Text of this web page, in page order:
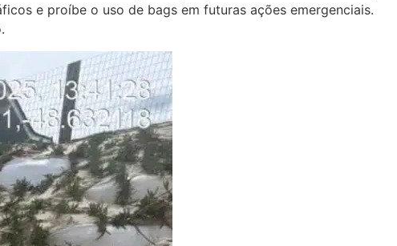
e proíbe o uso de bags em futuras ações emergenciais.